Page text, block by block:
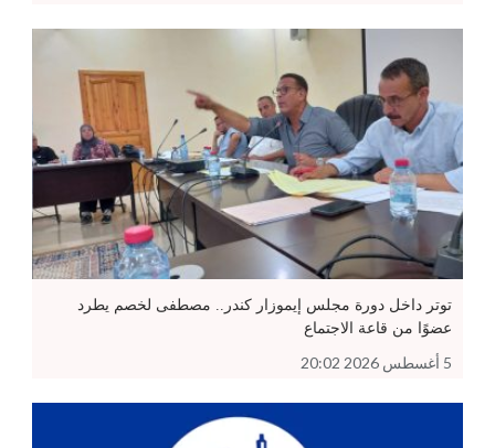
توتر داخل دورة مجلس إيموزار كندر.. مصطفى لخصم يطرد
عضوًا من قاعة الاجتماع
5 أغسطس 2026 20:02